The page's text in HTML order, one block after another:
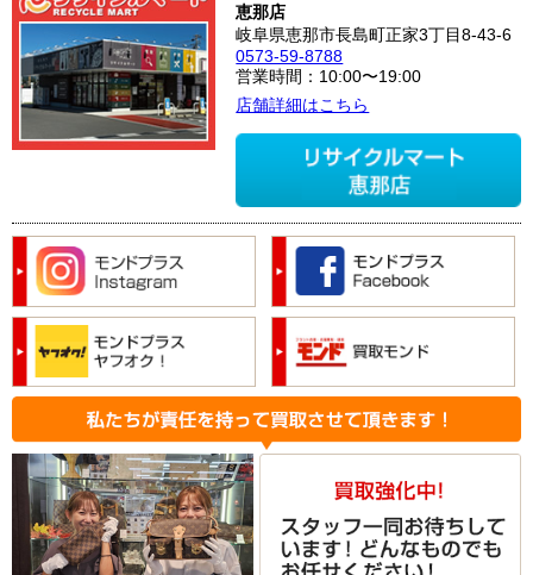
恵那店
岐阜県恵那市長島町正家3丁目8-43-6
0573-59-8788
営業時間：10:00〜19:00
店舗詳細はこちら